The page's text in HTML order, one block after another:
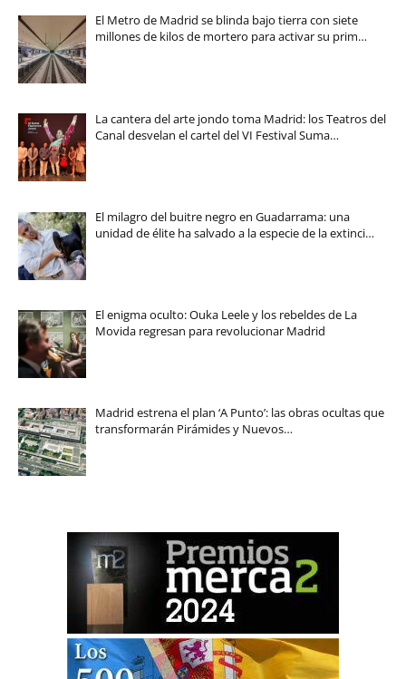
El Metro de Madrid se blinda bajo tierra con siete
millones de kilos de mortero para activar su prim…
La cantera del arte jondo toma Madrid: los Teatros del
Canal desvelan el cartel del VI Festival Suma…
El milagro del buitre negro en Guadarrama: una
unidad de élite ha salvado a la especie de la extinci…
El enigma oculto: Ouka Leele y los rebeldes de La
Movida regresan para revolucionar Madrid
Madrid estrena el plan ‘A Punto’: las obras ocultas que
transformarán Pirámides y Nuevos…